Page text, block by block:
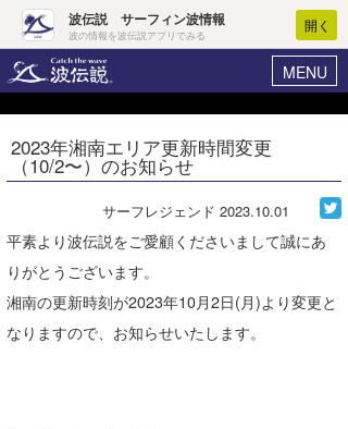
波伝説 サーフィン波情報
波の情報を波伝説アプリでみる
開く
MENU
ヘルプ マイホーム
ログイン
新規会員登録
波情報･概況
WAVE HUNTER波予想ツール
気象情報
2023年湘南エリア更新時間変更
（10/2〜）のお知らせ
サーフレジェンド 2023.10.01
平素より波伝説をご愛顧くださいまして誠にあ
りがとうございます。
湘南の更新時刻が2023年10月2日(月)より変更と
なりますので、お知らせいたします。
Core Surf Japan
ファッション/グッズ
アート＆エンタメ
コラム